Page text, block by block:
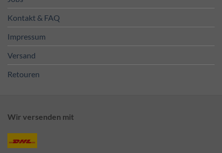
Kontakt & FAQ
Impressum
Versand
Retouren
Wir versenden mit